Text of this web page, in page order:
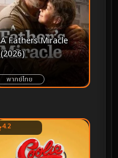
A Fathers Miracle
(2026)
พากย์ไทย
4.2